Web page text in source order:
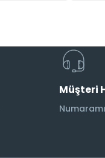
Müşteri